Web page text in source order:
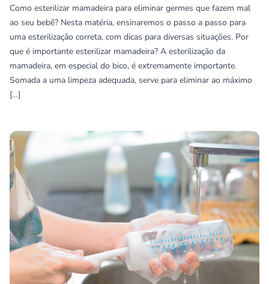
Como esterilizar mamadeira para eliminar germes que fazem mal
ao seu bebê? Nesta matéria, ensinaremos o passo a passo para
uma esterilização correta, com dicas para diversas situações. Por
que é importante esterilizar mamadeira? A esterilização da
mamadeira, em especial do bico, é extremamente importante.
Somada a uma limpeza adequada, serve para eliminar ao máximo
[…]